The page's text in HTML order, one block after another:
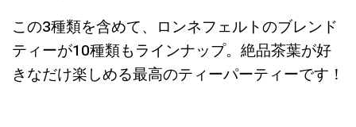
この3種類を含めて、ロンネフェルトのブレンド
ティーが10種類もラインナップ。絶品茶葉が好
きなだけ楽しめる最高のティーパーティーです！